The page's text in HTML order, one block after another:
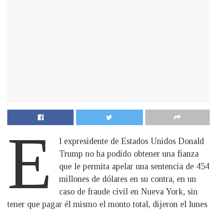
E
l expresidente de Estados Unidos Donald
Trump no ha podido obtener una fianza
que le permita apelar una sentencia de 454
millones de dólares en su contra, en un
caso de fraude civil en Nueva York, sin
tener que pagar él mismo el monto total, dijeron el lunes